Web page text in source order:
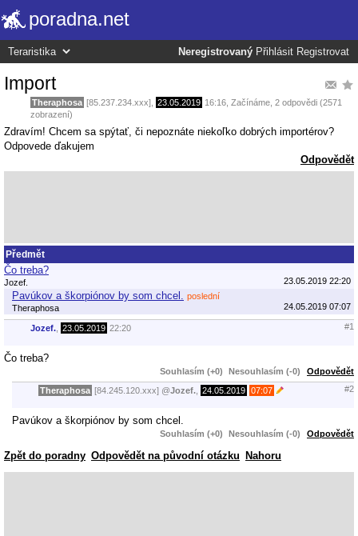
poradna.net
Neregistrovaný Přihlásit Registrovat
Import
Theraphosa [85.237.234.xxx], 23.05.2019 16:16 Začínáme , 2 odpovědi (2571
zobrazení)
Zdravím! Chcem sa spýtať, či nepoznáte niekoľko dobrých importérov?
Odpovede ďakujem
Odpovědět
Předmět
Čo treba?
Jozef. 23.05.2019 22:20
Pavúkov a škorpiónov by som chcel.
poslední
Theraphosa
24.05.2019 07:07
Jozef. 23.05.2019 22:20 #1
Čo treba?
Souhlasím (+0) Nesouhlasím (-0) Odpovědět
Theraphosa [84.245.120.xxx] @Jozef. 24.05.2019 07:07 #2
Pavúkov a škorpiónov by som chcel.
Souhlasím (+0) Nesouhlasím (-0) Odpovědět
Zpět do poradny Odpovědět na původní otázku Nahoru